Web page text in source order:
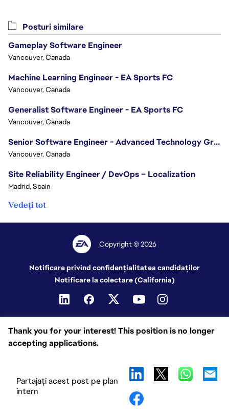
Thank you for your interest! This position is no longer
accepting applications.
Partajați acest post pe plan
intern
Posturi similare
Gameplay Software Engineer
Vancouver, Canada
Machine Learning Engineer - EA Sports FC
Vancouver, Canada
Generalist Software Engineer - EA Sports FC
Vancouver, Canada
Senior Software Engineer - Advanced Technology Group
Vancouver, Canada
Site Reliability Engineer / DevOps – Localization
Madrid, Spain
Vedeți tot
Copyright © 2026
Notificare privind confidențialitatea candidaților
Notificare la colectare (California)